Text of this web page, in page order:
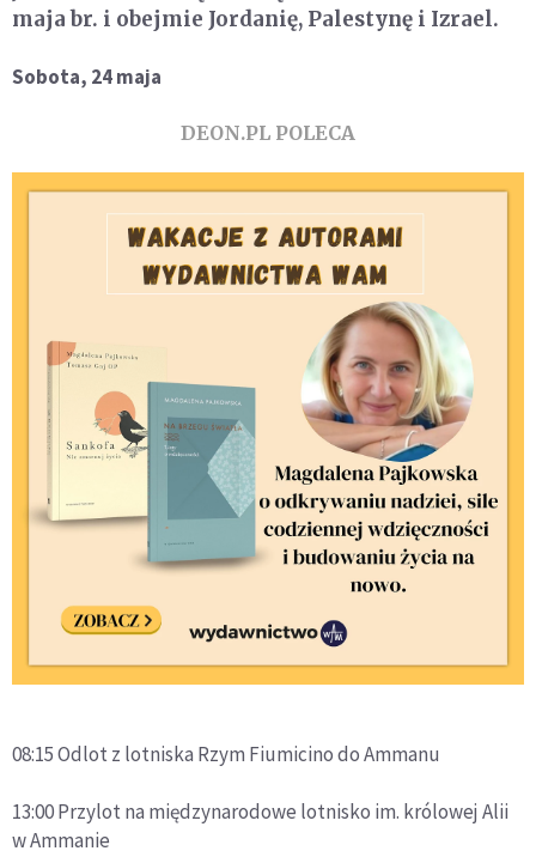
maja br. i obejmie Jordanię, Palestynę i Izrael.
Sobota, 24 maja
DEON.PL POLECA
08:15 Odlot z lotniska Rzym Fiumicino do Ammanu
13:00 Przylot na międzynarodowe lotnisko im. królowej Alii
w Ammanie